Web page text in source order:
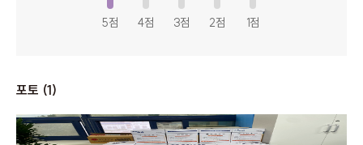
5점 4점 3점 2점 1점
포토 (1)